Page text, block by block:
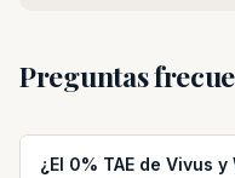
Preguntas
¿El 0% TAE de Vivus